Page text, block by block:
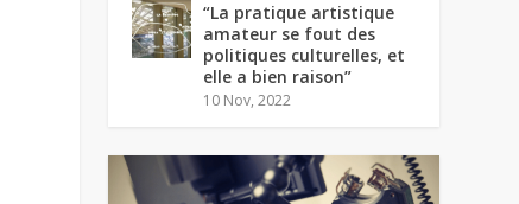
“La pratique artistique
amateur se fout des
politiques culturelles, et
elle a bien raison”
10 Nov, 2022